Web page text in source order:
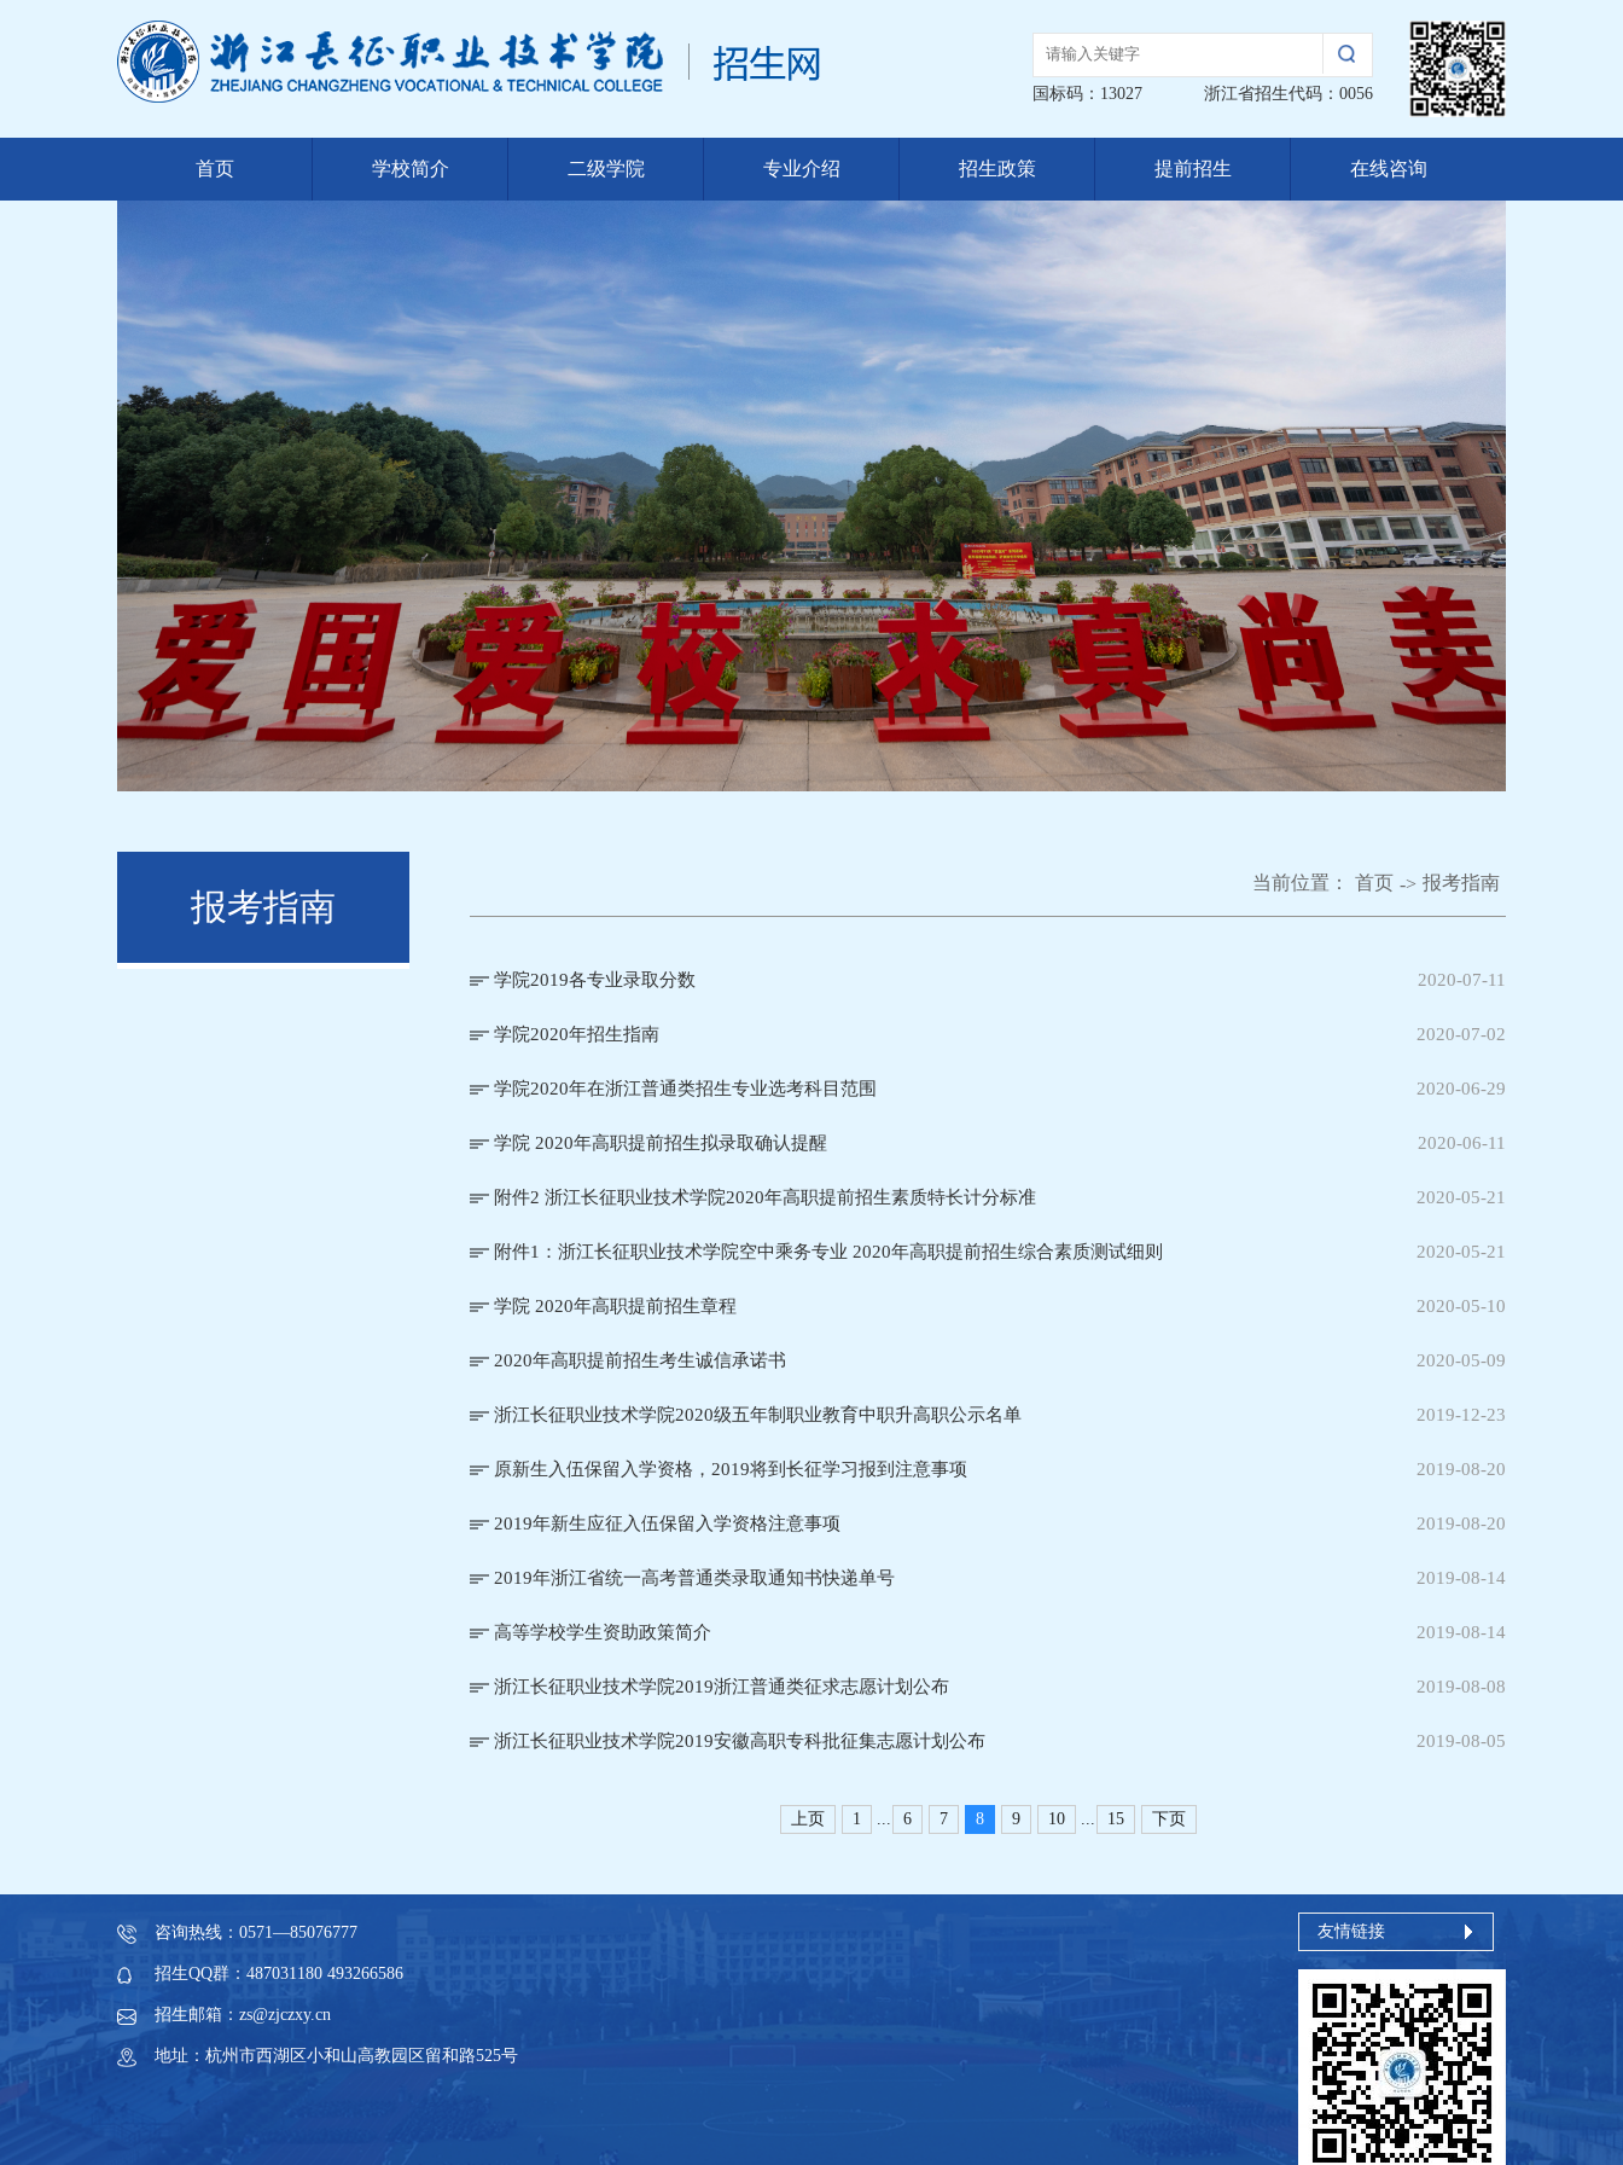
国标码：13027 浙江省招生代码：0056
首页 学校简介 二级学院 专业介绍 招生政策 提前招生 在线咨询
报考指南
当前位置： 首页 -> 报考指南
学院2019各专业录取分数 2020-07-11
学院2020年招生指南 2020-07-02
学院2020年在浙江普通类招生专业选考科目范围 2020-06-29
学院 2020年高职提前招生拟录取确认提醒 2020-06-11
附件2 浙江长征职业技术学院2020年高职提前招生素质特长计分标准 2020-05-21
附件1：浙江长征职业技术学院空中乘务专业 2020年高职提前招生综合素质测试细则 2020-05-21
学院 2020年高职提前招生章程 2020-05-10
2020年高职提前招生考生诚信承诺书 2020-05-09
浙江长征职业技术学院2020级五年制职业教育中职升高职公示名单 2019-12-23
原新生入伍保留入学资格，2019将到长征学习报到注意事项 2019-08-20
2019年新生应征入伍保留入学资格注意事项 2019-08-20
2019年浙江省统一高考普通类录取通知书快递单号 2019-08-14
高等学校学生资助政策简介 2019-08-14
浙江长征职业技术学院2019浙江普通类征求志愿计划公布 2019-08-08
浙江长征职业技术学院2019安徽高职专科批征集志愿计划公布 2019-08-05
上页 1 6 7 8 9 10 15 下页
咨询热线：0571—85076777
招生QQ群：487031180 493266586
招生邮箱：zs@zjczxy.cn
地址：杭州市西湖区小和山高教园区留和路525号
友情链接